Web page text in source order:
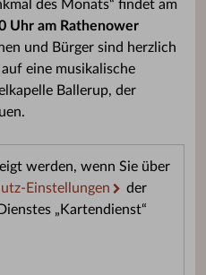
des Monats“ findet am
Uhr am Rathenower
und Bürger sind herzlich
eine musikalische
Ballerup, der
werden, wenn Sie über
Einstellungen
der
„Kartendienst“